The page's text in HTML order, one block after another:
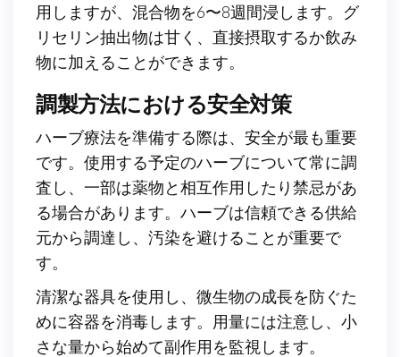
用しますが、混合物を6〜8週間浸します。グ
リセリン抽出物は甘く、直接摂取するか飲み
物に加えることができます。
調製方法における安全対策
ハーブ療法を準備する際は、安全が最も重要
です。使用する予定のハーブについて常に調
査し、一部は薬物と相互作用したり禁忌があ
る場合があります。ハーブは信頼できる供給
元から調達し、汚染を避けることが重要で
す。
清潔な器具を使用し、微生物の成長を防ぐた
めに容器を消毒します。用量には注意し、小
さな量から始めて副作用を監視します。